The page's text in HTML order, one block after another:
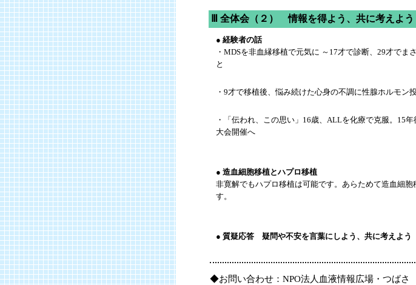
Ⅲ 全体会（２） 情報を得よう、共に考えよう
● 経験者の話
・MDSを非血縁移植で元気に ～17才で診断、29才で
と
・9才で移植後、悩み続けた心身の不調に性腺ホルモン
・「伝われ、この思い」16歳、ALLを化療で克服。15
大会開催へ
● 造血細胞移植とハプロ移植
非寛解でもハプロ移植は可能です。あらためて造血細
す。
● 質疑応答 疑問や不安を言葉にしよう、共に考えよう
◆お問い合わせ：NPO法人血液情報広場・つばさ